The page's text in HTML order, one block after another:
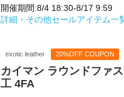
開催期間:8/4 18:30-8/17 9:59
詳細・その他セールアイテム一
exotic leather 20%OFF COUPON
カイマン ラウンドファ
工 4FA